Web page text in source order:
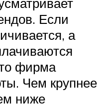
Если
а
фирма
Чем крупнее
ниже